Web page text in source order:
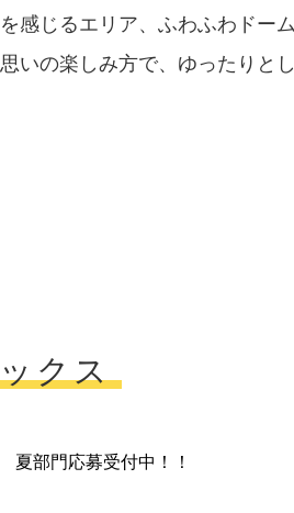
感じるエリア、ふわふわドー
いの楽しみ方で、ゆったりと
クス
夏部門応募受付中！！